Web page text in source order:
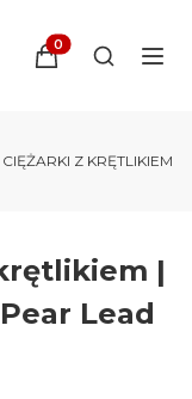
Produkty w
Otwórz
CIĘŻARKI Z KRĘTLIKIEM
|
Lead